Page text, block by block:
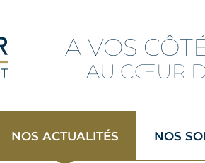
A VOS
AU CŒUR
NOS ACTUALITÉS NOS